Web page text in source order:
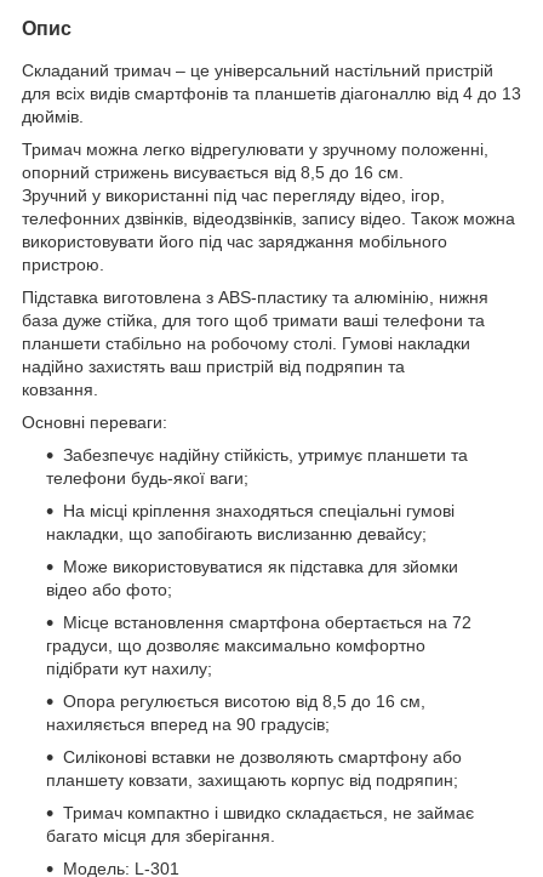
Опис
Складаний тримач – це універсальний настільний пристрій
для всіх видів смартфонів та планшетів діагоналлю від 4 до 13
дюймів.
Тримач можна легко відрегулювати у зручному положенні,
опорний стрижень висувається від 8,5 до 16 см.
Зручний у використанні під час перегляду відео, ігор,
телефонних дзвінків, відеодзвінків, запису відео. Також можна
використовувати його під час заряджання мобільного
пристрою.
Підставка виготовлена ​​з ABS-пластику та алюмінію, нижня
база дуже стійка, для того щоб тримати ваші телефони та
планшети стабільно на робочому столі. Гумові накладки
надійно захистять ваш пристрій від подряпин та
ковзання.
Основні переваги:
Забезпечує надійну стійкість, утримує планшети та
телефони будь-якої ваги;
На місці кріплення знаходяться спеціальні гумові
накладки, що запобігають вислизанню девайсу;
Може використовуватися як підставка для зйомки
відео або фото;
Місце встановлення смартфона обертається на 72
градуси, що дозволяє максимально комфортно
підібрати кут нахилу;
Опора регулюється висотою від 8,5 до 16 см,
нахиляється вперед на 90 градусів;
Силіконові вставки не дозволяють смартфону або
планшету ковзати, захищають корпус від подряпин;
Тримач компактно і швидко складається, не займає
багато місця для зберігання.
Модель: L-301